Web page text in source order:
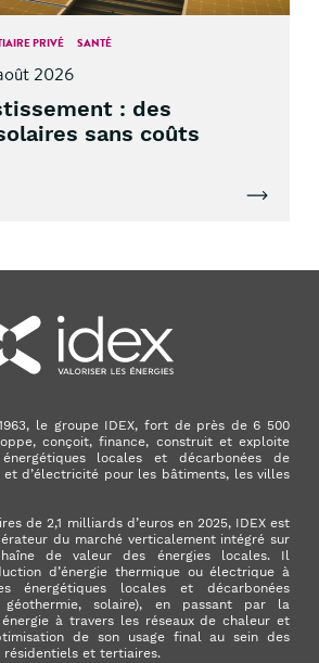
PRIVÉ SANTÉ
2026
: des
sans coûts
Lire
le groupe IDEX, fort de près de 6 500
conçoit, finance, construit et exploite
locales et décarbonées de
d’électricité pour les bâtiments, les villes
de 2,1 milliards d’euros en 2025, IDEX est
du marché verticalement intégré sur
de valeur des énergies locales. Il
d’énergie thermique ou électrique à
énergétiques locales et décarbonées
géothermie, solaire), en passant par la
à travers les réseaux de chaleur et
de son usage final au sein des
résidentiels et tertiaires.